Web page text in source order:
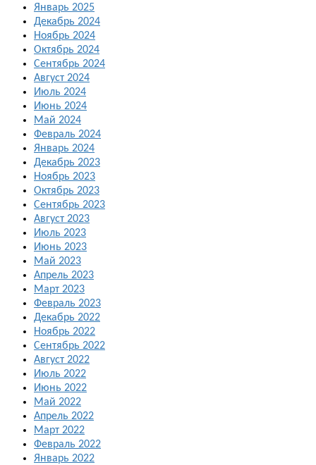
Январь 2025
Декабрь 2024
Ноябрь 2024
Октябрь 2024
Сентябрь 2024
Август 2024
Июль 2024
Июнь 2024
Май 2024
Февраль 2024
Январь 2024
Декабрь 2023
Ноябрь 2023
Октябрь 2023
Сентябрь 2023
Август 2023
Июль 2023
Июнь 2023
Май 2023
Апрель 2023
Март 2023
Февраль 2023
Декабрь 2022
Ноябрь 2022
Сентябрь 2022
Август 2022
Июль 2022
Июнь 2022
Май 2022
Апрель 2022
Март 2022
Февраль 2022
Январь 2022